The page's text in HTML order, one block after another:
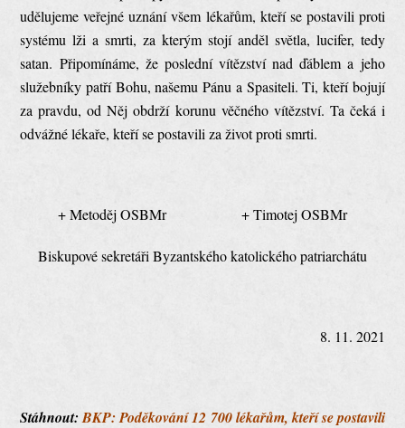
udělujeme veřejné uznání všem lékařům, kteří se postavili proti
systému lži a smrti, za kterým stojí anděl světla, lucifer, tedy
satan. Připomínáme, že poslední vítězství nad ďáblem a jeho
služebníky patří Bohu, našemu Pánu a Spasiteli. Ti, kteří bojují
za pravdu, od Něj obdrží korunu věčného vítězství. Ta čeká i
odvážné lékaře, kteří se postavili za život proti smrti.
+ Metoděj OSBMr + Timotej OSBMr
Biskupové sekretáři Byzantského katolického patriarchátu
8. 11. 2021
Stáhnout:BKP: Poděkování 12 700 lékařům, kteří se postavili